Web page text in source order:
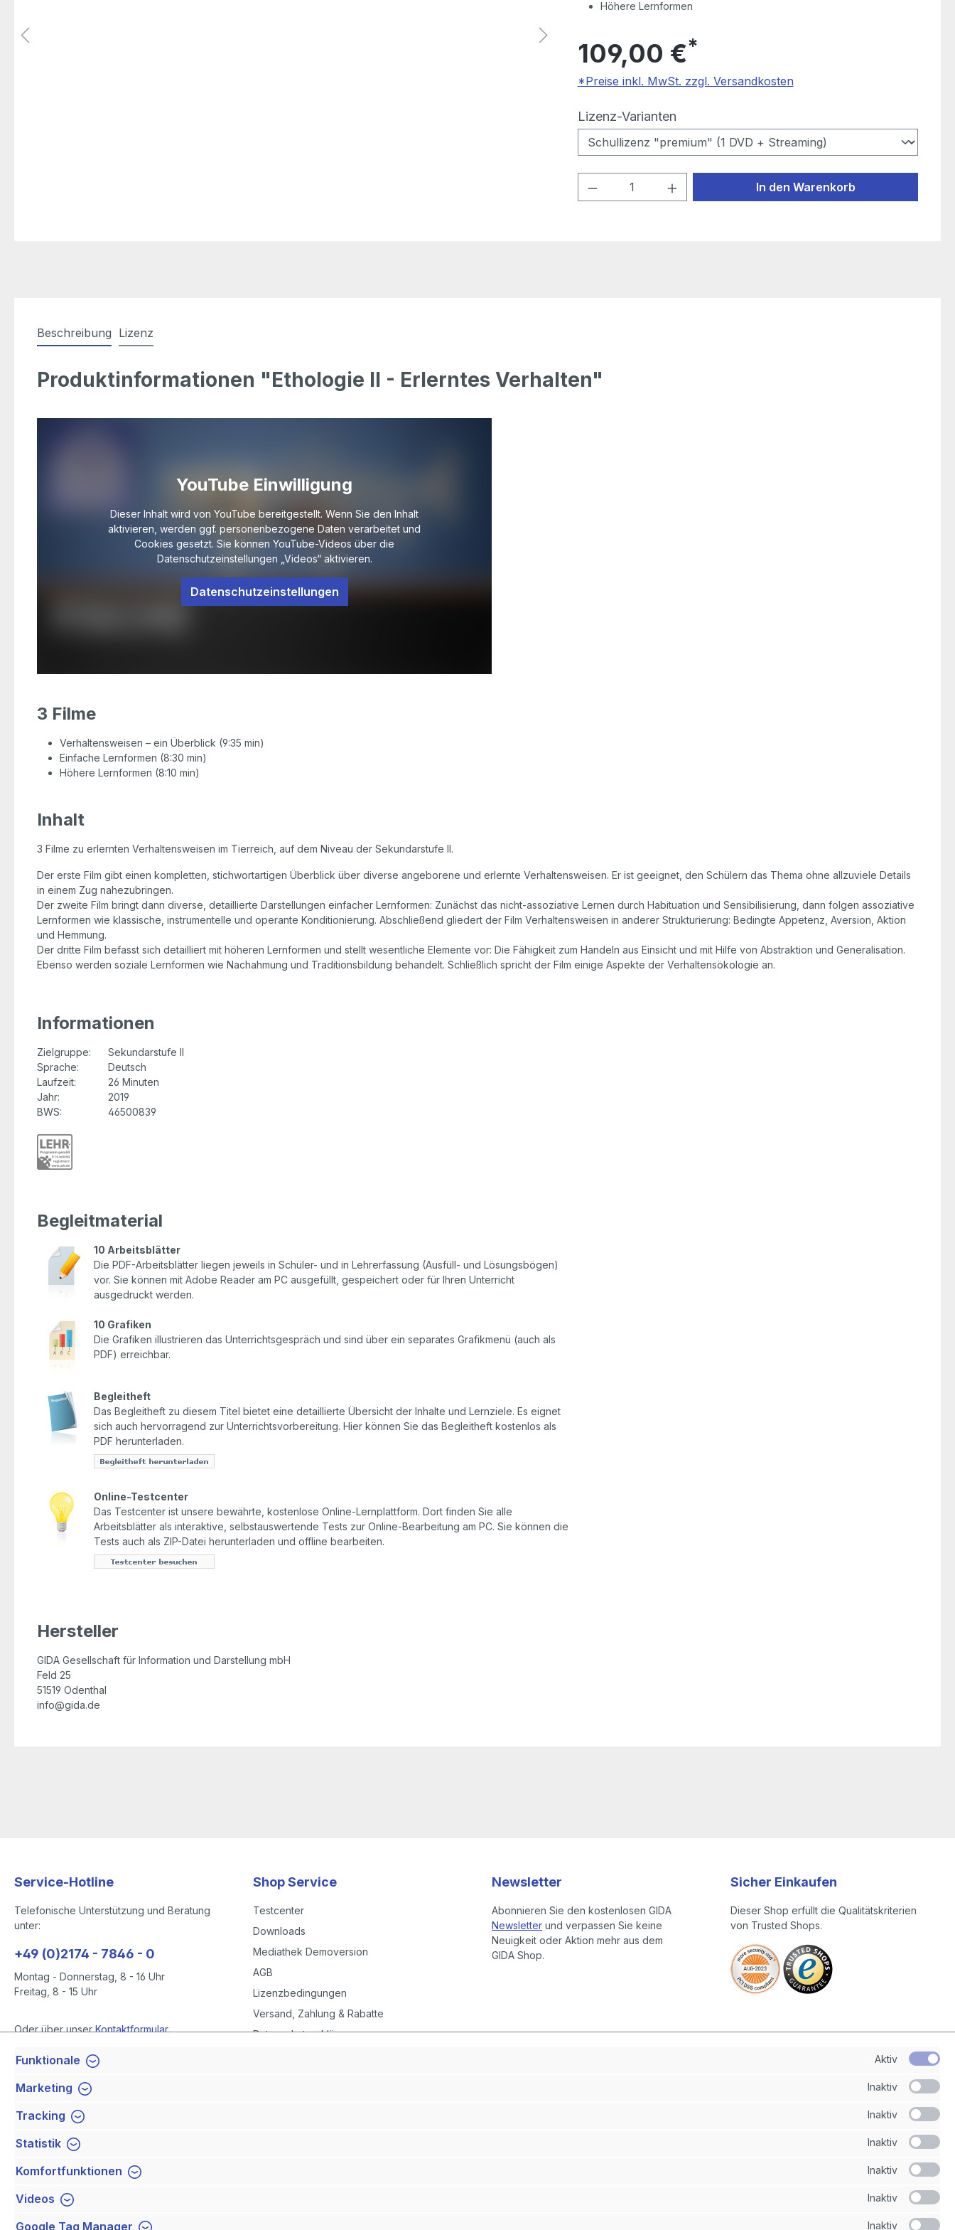
Höhere Lernformen
109,00 €*
*Preise inkl. MwSt. zzgl. Versandkosten
Lizenz-Variantenauswählen
Produkt Anzahl: Gib den gewünschten Wert
In den Warenkorb
Beschreibung Lizenz
Produktinformationen "Ethologie II - Erlerntes Verhalten"
YouTube Einwilligung
Dieser Inhalt wird von YouTube bereitgestellt. Wenn Sie den Inhalt
aktivieren, werden ggf. personenbezogene Daten verarbeitet und
Cookies gesetzt. Sie können YouTube-Videos über die
Datenschutzeinstellungen „Videos“ aktivieren.
Datenschutzeinstellungen
3 Filme
Verhaltensweisen – ein Überblick (9:35 min)
Einfache Lernformen (8:30 min)
Höhere Lernformen (8:10 min)
Inhalt
3 Filme zu erlernten Verhaltensweisen im Tierreich, auf dem Niveau der Sekundarstufe II.
Der erste Film gibt einen kompletten, stichwortartigen Überblick über diverse angeborene und erlernte Verhaltensweisen. Er ist geeignet, den Schülern das Thema ohne allzuviele Details
in einem Zug nahezubringen.
Der zweite Film bringt dann diverse, detaillierte Darstellungen einfacher Lernformen: Zunächst das nicht-assoziative Lernen durch Habituation und Sensibilisierung, dann folgen assoziative
Lernformen wie klassische, instrumentelle und operante Konditionierung. Abschließend gliedert der Film Verhaltensweisen in anderer Strukturierung: Bedingte Appetenz, Aversion, Aktion
und Hemmung.
Der dritte Film befasst sich detailliert mit höheren Lernformen und stellt wesentliche Elemente vor: Die Fähigkeit zum Handeln aus Einsicht und mit Hilfe von Abstraktion und Generalisation.
Ebenso werden soziale Lernformen wie Nachahmung und Traditionsbildung behandelt. Schließlich spricht der Film einige Aspekte der Verhaltensökologie an.
Informationen
Zielgruppe:
Sekundarstufe II
Sprache:
Deutsch
Laufzeit:
26 Minuten
Jahr:
2019
BWS:
46500839
Begleitmaterial
10 Arbeitsblätter
Die PDF-Arbeitsblätter liegen jeweils in Schüler- und in Lehrerfassung (Ausfüll- und Lösungsbögen)
vor. Sie können mit Adobe Reader am PC ausgefüllt, gespeichert oder für Ihren Unterricht
ausgedruckt werden.
10 Grafiken
Die Grafiken illustrieren das Unterrichtsgespräch und sind über ein separates Grafikmenü (auch als
PDF) erreichbar.
Begleitheft
Das Begleitheft zu diesem Titel bietet eine detaillierte Übersicht der Inhalte und Lernziele. Es eignet
sich auch hervorragend zur Unterrichtsvorbereitung. Hier können Sie das Begleitheft kostenlos als
PDF herunterladen.
Online-Testcenter
Das Testcenter ist unsere bewährte, kostenlose Online-Lernplattform. Dort finden Sie alle
Arbeitsblätter als interaktive, selbstauswertende Tests zur Online-Bearbeitung am PC. Sie können die
Tests auch als ZIP-Datei herunterladen und offline bearbeiten.
Hersteller
GIDA Gesellschaft für Information und Darstellung mbH
Feld 25
51519 Odenthal
info@gida.de
Service-Hotline
Telefonische Unterstützung und Beratung
unter:
+49 (0)2174 - 7846 - 0
Montag - Donnerstag, 8 - 16 Uhr
Freitag, 8 - 15 Uhr
Oder über unserKontaktformular.
Vertrag widerrufen
Shop Service
Testcenter
Downloads
Mediathek Demoversion
AGB
Lizenzbedingungen
Versand, Zahlung & Rabatte
Datenschutzerklärung
Newsletter
Abonnieren Sie den kostenlosen GIDA
Newsletter und verpassen Sie keine
Neuigkeit oder Aktion mehr aus dem
GIDA Shop.
Sicher Einkaufen
Dieser Shop erfüllt die Qualitätskriterien
von Trusted Shops.
Funktionale Aktiv
Marketing Inaktiv
Tracking Inaktiv
Statistik Inaktiv
Komfortfunktionen Inaktiv
Videos Inaktiv
Google Tag Manager Inaktiv